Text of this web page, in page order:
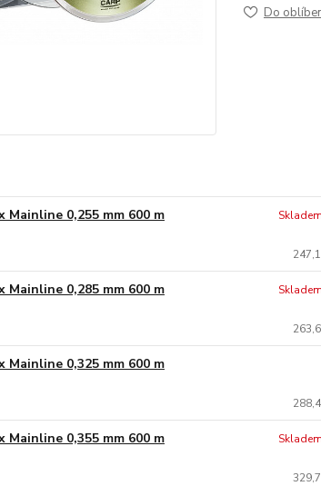
Do
Mainline 0,255 mm 600 m
Mainline 0,285 mm 600 m
Mainline 0,325 mm 600 m
Mainline 0,355 mm 600 m